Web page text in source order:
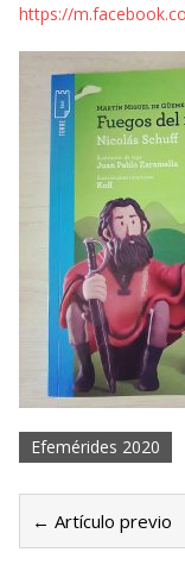
https://
Efemérides 2020
← Artículo previo